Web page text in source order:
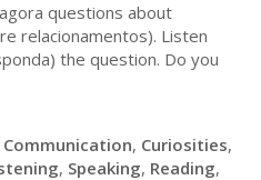
questions about
relacionamentos). Listen
the question. Do you
Communication, Curiosities,
, Speaking, Reading,